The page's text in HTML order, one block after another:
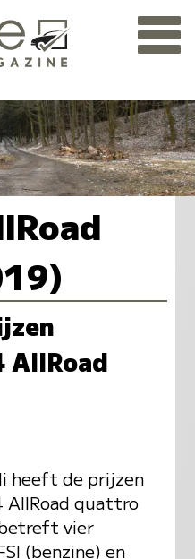
AllRoad
heeft de prijzen
AllRoad quattro
vier
(benzine) en